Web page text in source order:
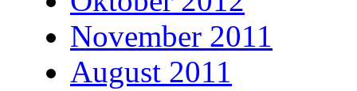
November 2011
August 2011